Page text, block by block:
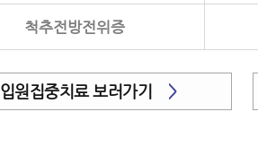
척추전방전위증
입원집중치료 보러가기 >